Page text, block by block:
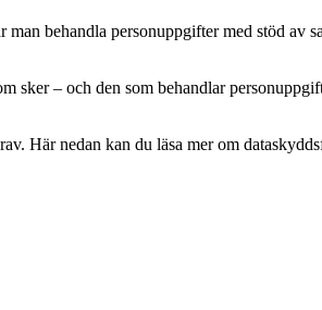
behandla personuppgifter med stöd av
– och den som behandlar
Här nedan kan du läsa mer om